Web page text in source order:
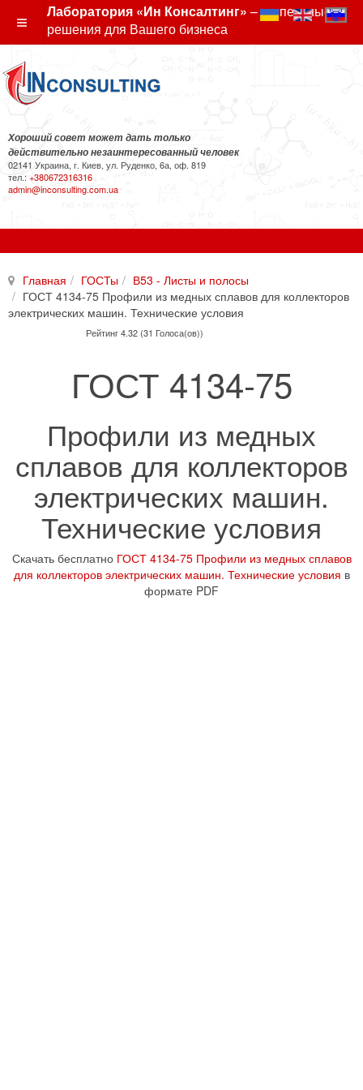
Лаборатория «Ин Консалтинг» – экспертные
решения для Вашего бизнеса
Хороший совет может дать только
действительно незаинтересованный человек
02141 Украина, г. Киев, ул. Руденко, 6а, оф. 819
тел.: +380672316316
admin@inconsulting.com.ua
Главная ГОСТы
В53 - Листы и полосы
ГОСТ 4134-75 Профили из медных сплавов для коллекторов
электрических машин. Технические условия
Рейтинг 4.32 (31 Голоса(ов))
ГОСТ 4134-75
Профили из медных
сплавов для коллекторов
электрических машин.
Технические условия
Скачать бесплатно ГОСТ 4134-75 Профили из медных сплавов
для коллекторов электрических машин. Технические условия в
формате PDF